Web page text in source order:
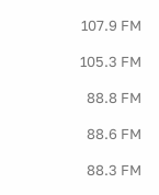
107.9 FM
105.3 FM
88.8 FM
88.6 FM
88.3 FM